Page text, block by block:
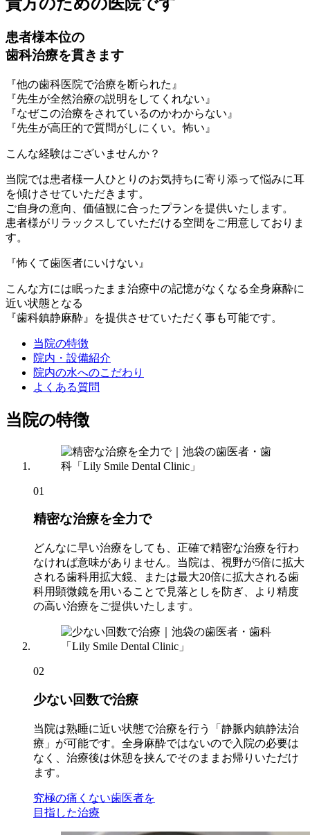
貴方のための医院です
患者様本位の
歯科治療を貫きます
『他の歯科医院で治療を断られた』
『先生が全然治療の説明をしてくれない』
『なぜこの治療をされているのかわからない』
『先生が高圧的で質問がしにくい。怖い』
こんな経験はございませんか？
当院では患者様一人ひとりのお気持ちに寄り添って悩みに耳
を傾けさせていただきます。
ご自身の意向、価値観に合ったプランを提供いたします。
患者様がリラックスしていただける空間をご用意しておりま
す。
『怖くて歯医者にいけない』
こんな方には眠ったまま治療中の記憶がなくなる全身麻酔に
近い状態となる
『歯科鎮静麻酔』を提供させていただく事も可能です。
当院の特徴
院内・設備紹介
院内の水へのこだわり
よくある質問
当院の特徴
01
精密な治療を全力で
どんなに早い治療をしても、正確で精密な治療を行わ
なければ意味がありません。当院は、 視野が5倍に拡大
される歯科用拡大鏡 、または最大20倍に拡大される歯
科用顕微鏡を用いることで見落としを防ぎ、より精度
の高い治療をご提供いたします。
02
少ない回数で治療
当院は熟睡に近い状態で治療を行う「静脈内鎮静法治
療」 が可能です。全身麻酔ではないので入院の必要は
なく、治療後は休憩を挟んでそのままお帰りいただけ
ます。
究極の痛くない歯医者を
目指した治療